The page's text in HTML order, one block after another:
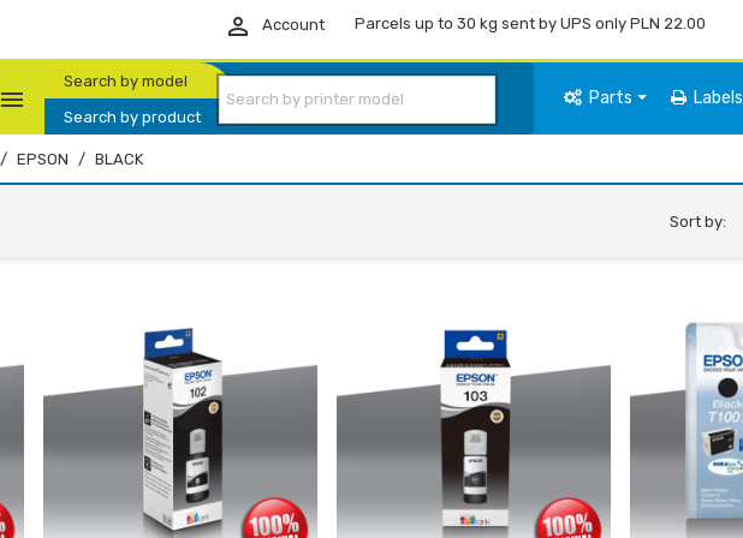
 Account Pick up the next day (applies to business days)

Search by model
Search by product
Parts Labels
EPSON BLACK
Sort by: